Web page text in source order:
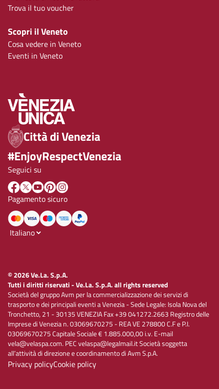
Trova il tuo voucher
Scopri il Veneto
Cosa vedere in Veneto
Eventi in Veneto
Città di Venezia
#EnjoyRespectVenezia
Seguici su
Pagamento sicuro
© 2026 Ve.La. S.p.A.
Tutti i diritti riservati - Ve.La. S.p.A. all rights reserved
Società del gruppo Avm per la commercializzazione dei servizi di
trasporto e dei principali eventi a Venezia - Sede Legale: Isola Nova del
Tronchetto, 21 - 30135 VENEZIA Fax +39 041272.2663 Registro delle
Imprese di Venezia n. 03069670275 - REA VE 278800 C.F e P.I.
03069670275 Capitale Sociale € 1.885.000,00 i.v. E-mail
vela@velaspa.com. PEC velaspa@legalmail.it Società soggetta
all’attività di direzione e coordinamento di Avm S.p.A.
Privacy policyCookie policy